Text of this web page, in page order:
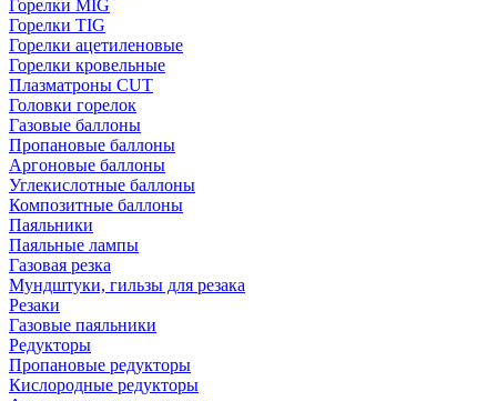
Горелки MIG
Горелки TIG
Горелки ацетиленовые
Горелки кровельные
Плазматроны CUT
Головки горелок
Газовые баллоны
Пропановые баллоны
Аргоновые баллоны
Углекислотные баллоны
Композитные баллоны
Паяльники
Паяльные лампы
Газовая резка
Мундштуки, гильзы для резака
Резаки
Газовые паяльники
Редукторы
Пропановые редукторы
Кислородные редукторы